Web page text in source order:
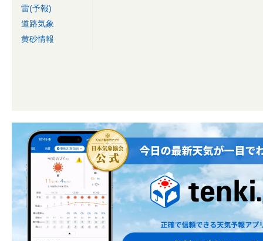
雷(予報)
道路気象
黄砂情報